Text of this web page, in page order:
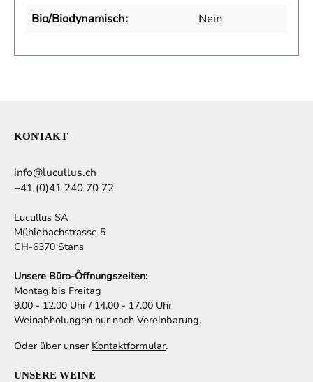
Bio/Biodynamisch:
Nein
KONTAKT
info@lucullus.ch
+41 (0)41 240 70 72
Lucullus SA
Mühlebachstrasse 5
CH-6370 Stans
Unsere Büro-Öffnungszeiten:
Montag bis Freitag
9.00 - 12.00 Uhr / 14.00 - 17.00 Uhr
Weinabholungen nur nach Vereinbarung.
Oder über unser Kontaktformular.
UNSERE WEINE